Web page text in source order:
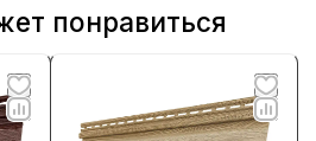
понравиться